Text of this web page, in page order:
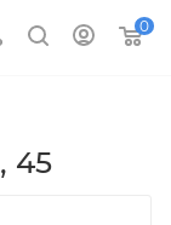
0
, 45